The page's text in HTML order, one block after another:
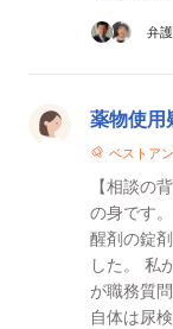
弁
薬物使用
ベストア
【相談の
の身です。 【質問1】 彼氏とホテルに行きました。 覚
醒剤の錠
した。 私
が職務質問さ
自体は尿